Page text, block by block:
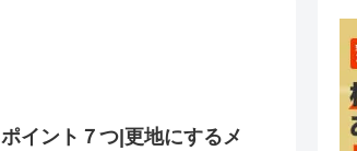
イント７つ|更地にするメ